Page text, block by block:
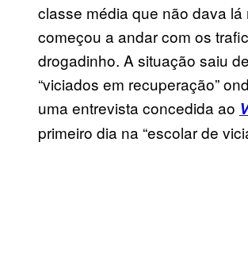
classe média que não dava
começou a andar com os
drogadinho. A situação saiu
“viciados em recuperação”
uma entrevista concedida ao
primeiro dia na “escolar de